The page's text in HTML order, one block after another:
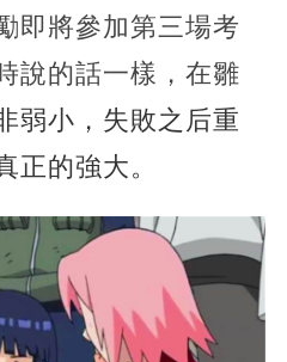
即將參加第三場考
說的話一樣，在雛
弱小，失敗之后重
正的強大。